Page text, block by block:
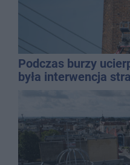
Podczas burzy
była interwencja